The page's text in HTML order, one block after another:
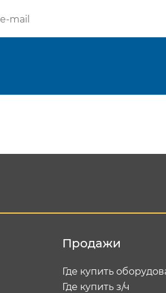
Продажи
Где купить
Где купить з/ч